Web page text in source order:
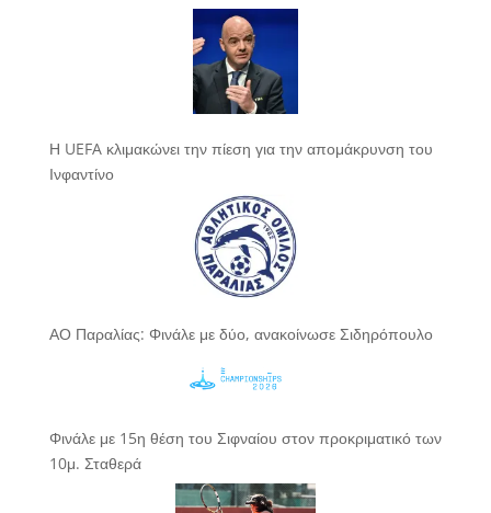
Η UEFA κλιμακώνει την πίεση για την απομάκρυνση του
Ινφαντίνο
ΑΟ Παραλίας: Φινάλε με δύο, ανακοίνωσε Σιδηρόπουλο
Φινάλε με 15η θέση του Σιφναίου στον προκριματικό των
10μ. Σταθερά